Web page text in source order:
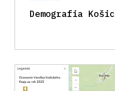
Demografia